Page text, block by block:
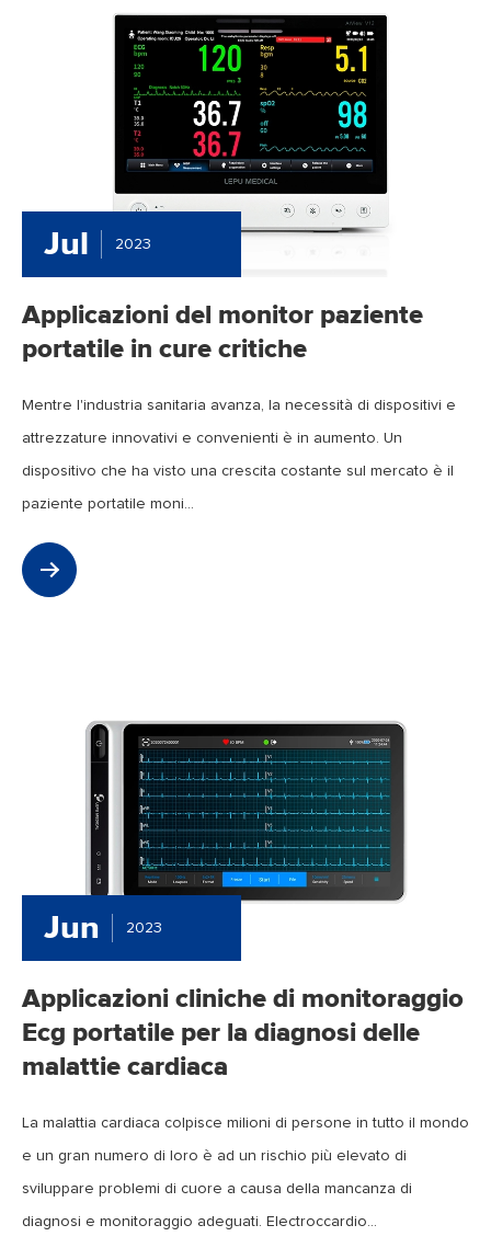
Jul 2023
Applicazioni del monitor paziente
portatile in cure critiche
Mentre l'industria sanitaria avanza, la necessità di dispositivi e
attrezzature innovativi e convenienti è in aumento. Un
dispositivo che ha visto una crescita costante sul mercato è il
paziente portatile moni...
Jun 2023
Applicazioni cliniche di monitoraggio
Ecg portatile per la diagnosi delle
malattie cardiaca
La malattia cardiaca colpisce milioni di persone in tutto il mondo
e un gran numero di loro è ad un rischio più elevato di
sviluppare problemi di cuore a causa della mancanza di
diagnosi e monitoraggio adeguati. Electroccardio...